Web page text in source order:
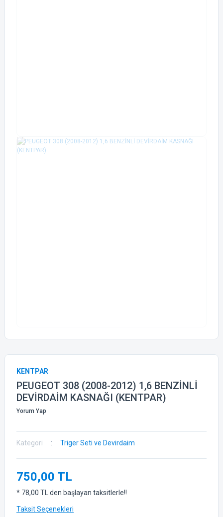
KENTPAR
PEUGEOT 308 (2008-2012) 1,6 BENZİNLİ
DEVİRDAİM KASNAĞI (KENTPAR)
Yorum Yap
Kategori Triger Seti ve Devirdaim
750,00 TL
* 78,00 TL den başlayan taksitlerle!!
Taksit Seçenekleri